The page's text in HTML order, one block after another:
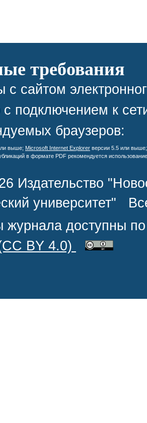
требования
с сайтом
подключением к
браузеров:
выше; Microsoft Internet Explorer версии 5.5 или
в формате PDF рекомендуется
Издательство
университет"
журнала доступны
BY 4.0)